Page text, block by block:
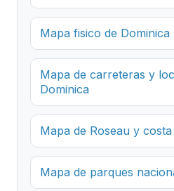
Mapa fisico de Dominica
Mapa de carreteras y
Dominica
Mapa de Roseau y
Mapa de parques